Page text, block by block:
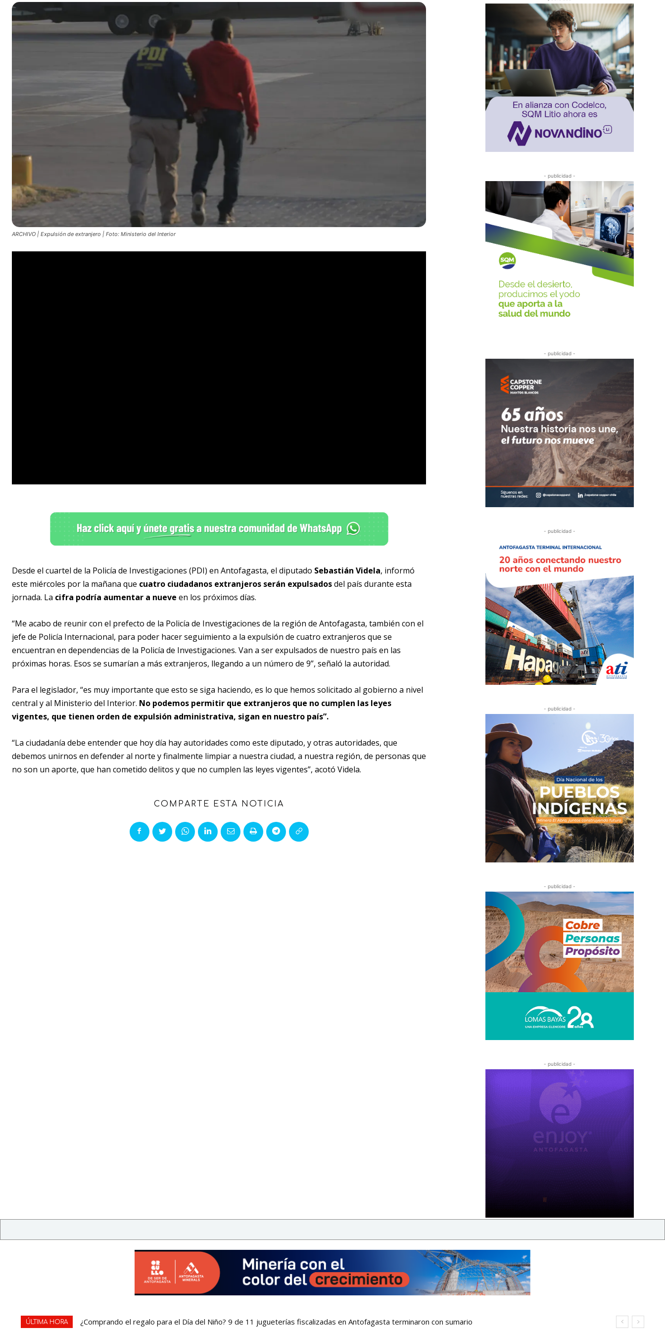
ARCHIVO | Expulsión de extranjero | Foto: Ministerio del Interior
Desde el cuartel de la Policía de Investigaciones (PDI) en Antofagasta, el diputado Sebastián Videla, informó
este miércoles por la mañana que cuatro ciudadanos extranjeros serán expulsadosdel país durante esta
jornada. La cifra podría aumentar a nueve en los próximos días.
“Me acabo de reunir con el prefecto de la Policía de Investigaciones de la región de Antofagasta, también con el
jefe de Policía Internacional, para poder hacer seguimiento a la expulsión de cuatro extranjeros que se
encuentran en dependencias de la Policía de Investigaciones. Van a ser expulsados de nuestro país en las
próximas horas. Esos se sumarían a más extranjeros, llegando a un número de 9”, señaló la autoridad.
Para el legislador, “es muy importante que esto se siga haciendo, es lo que hemos solicitado al gobierno a nivel
central y al Ministerio del Interior. No podemos permitir que extranjeros que no cumplen las leyes
vigentes, que tienen orden de expulsión administrativa, sigan en nuestro país”.
“La ciudadanía debe entender que hoy día hay autoridades como este diputado, y otras autoridades, que
debemos unirnos en defender al norte y finalmente limpiar a nuestra ciudad, a nuestra región, de personas que
no son un aporte, que han cometido delitos y que no cumplen las leyes vigentes”, acotó Videla.
COMPARTE ESTA NOTICIA
- publicidad -
- publicidad -
- publicidad -
- publicidad -
- publicidad -
- publicidad -